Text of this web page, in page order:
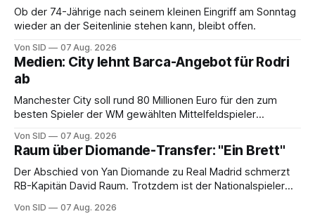
Ob der 74-Jährige nach seinem kleinen Eingriff am Sonntag
wieder an der Seitenlinie stehen kann, bleibt offen.
Von SID 07 Aug. 2026
Medien: City lehnt Barca-Angebot für Rodri
ab
Manchester City soll rund 80 Millionen Euro für den zum
besten Spieler der WM gewählten Mittelfeldspieler
Von SID 07 Aug. 2026
Raum über Diomande-Transfer: "Ein Brett"
Der Abschied von Yan Diomande zu Real Madrid schmerzt
RB-Kapitän David Raum. Trotzdem ist der Nationalspieler
Von SID 07 Aug. 2026